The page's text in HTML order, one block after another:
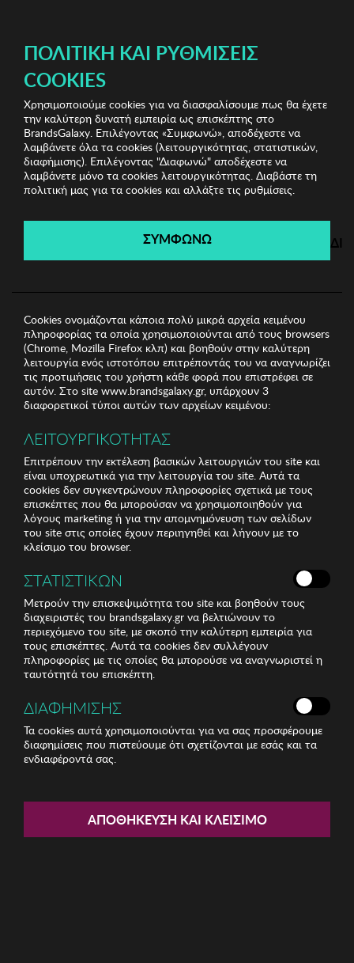
Jewels Shop Vol.2 Γυναικεία Σκουλαρίκια
Γυναικεία
Σκουλαρίκια Sadie
Jewels Shop Vol.2
Λήγει σε: 02ημέρες | 16ώρες 29λεπτά 18δευτ.
Γυναικεία Σκουλαρίκια Sadie
ΠΟΛΙΤΙΚΉ ΚΑΙ ΡΥΘΜΊΣΕΙΣ
COOKIES
Χρησιμοποιούμε cookies για να διασφαλίσουμε πως θα έχετε
την καλύτερη δυνατή εμπειρία ως επισκέπτης στο
BrandsGalaxy. Επιλέγοντας «Συμφωνώ», αποδέχεστε να
λαμβάνετε όλα τα cookies (λειτουργικότητας, στατιστικών,
διαφήμισης). Επιλέγοντας "Διαφωνώ" αποδέχεστε να
λαμβάνετε μόνο τα cookies λειτουργικότητας. Διαβάστε τη
πολιτική μας για τα cookies και αλλάξτε τις ρυθμίσεις.
ΣΥΜΦΩΝΩ
Cookies ονομάζονται κάποια πολύ μικρά αρχεία κειμένου
πληροφορίας τα οποία χρησιμοποιούνται από τους browsers
(Chrome, Mozilla Firefox κλπ) και βοηθούν στην καλύτερη
λειτουργία ενός ιστοτόπου επιτρέποντάς του να αναγνωρίζει
τις προτιμήσεις του χρήστη κάθε φορά που επιστρέφει σε
αυτόν. Στο site www.brandsgalaxy.gr, υπάρχουν 3
διαφορετικοί τύποι αυτών των αρχείων κειμένου:
ΛΕΙΤΟΥΡΓΙΚΟΤΗΤΑΣ
Επιτρέπουν την εκτέλεση βασικών λειτουργιών του site και
είναι υποχρεωτικά για την λειτουργία του site. Αυτά τα
cookies δεν συγκεντρώνουν πληροφορίες σχετικά με τους
επισκέπτες που θα μπορούσαν να χρησιμοποιηθούν για
λόγους marketing ή για την απομνημόνευση των σελίδων
του site στις οποίες έχουν περιηγηθεί και λήγουν με το
κλείσιμο του browser.
ΣΤΑΤΙΣΤΙΚΩΝ
Μετρούν την επισκεψιμότητα του site και βοηθούν τους
διαχειριστές του brandsgalaxy.gr να βελτιώνουν το
περιεχόμενο του site, με σκοπό την καλύτερη εμπειρία για
τους επισκέπτες. Αυτά τα cookies δεν συλλέγουν
πληροφορίες με τις οποίες θα μπορούσε να αναγνωριστεί η
ταυτότητά του επισκέπτη.
ΔΙΑΦΗΜΙΣΗΣ
Τα cookies αυτά χρησιμοποιούνται για να σας προσφέρουμε
διαφημίσεις που πιστεύουμε ότι σχετίζονται με εσάς και τα
ενδιαφέροντά σας.
ΑΠΟΘΉΚΕΥΣΗ ΚΑΙ ΚΛΕΊΣΙΜΟ